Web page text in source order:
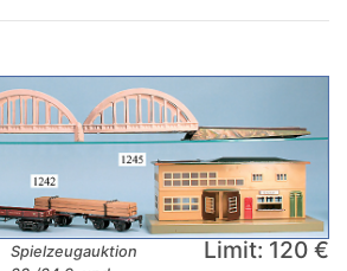
Spielzeugauktion
Limit: 120 €